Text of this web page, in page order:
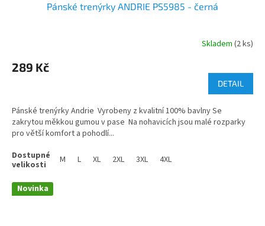
Pánské trenýrky ANDRIE PS5985 - černá
Skladem (2 ks)
289 Kč
DETAIL
Pánské trenýrky Andrie Vyrobeny z kvalitní 100% bavlny Se
zakrytou měkkou gumou v pase Na nohavicích jsou malé rozparky
pro větší komfort a pohodlí...
M L XL 2XL 3XL 4XL
Novinka